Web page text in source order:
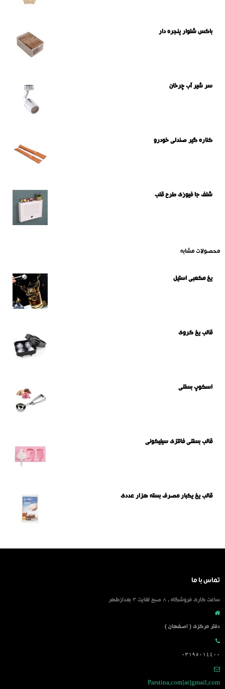
باکس شلوار پنجره دار
سر شیر آب چرخان
کناره گیر صندلی خودرو
شلف جا فیوزی طرح قلب
محصولات مشابه
یخ مکعبی استیل
قالب یخ کروی
اسکوپ بستنی
قالب بستنی فانتزی سیلیکونی
قالب یخ یکبار مصرف بسته هزار عددی
تماس با ما
ساعت کاری فروشگاه : 8 صبح لغایت 3 بعدازظهر
دفتر مرکزی ( اصفهان )
03195014400
Parstina.com[at]gmail.com